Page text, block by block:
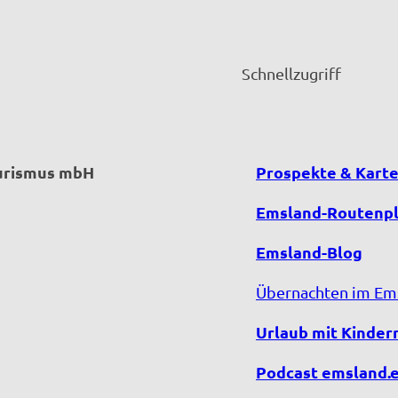
mbH
Schnellzugriff
Prospekte &
Emsland-
Emsland-Blog
Übernachten im
Urlaub mit
Podcast